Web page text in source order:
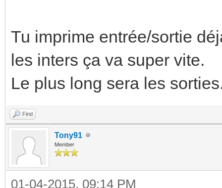
Tu imprime entrée/sortie
les inters ça va super vite.
Le plus long sera les
Find
Tony91
Member
01-04-2015, 09:14 PM